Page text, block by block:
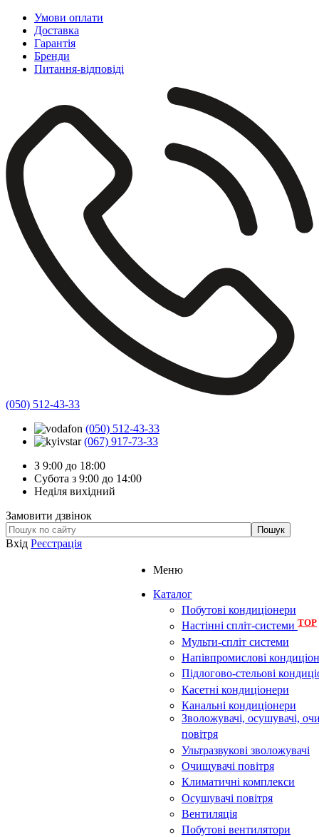
Умови оплати
Доставка
Гарантія
Бренди
Питання-відповіді
(050) 512-43-33
(050) 512-43-33
(067) 917-73-33
З 9:00 до 18:00
Субота з 9:00 до 14:00
Неділя вихідний
Замовити дзвінок
Вхід Реєстрація
Меню
Каталог
Побутові кондиціонери
Настінні спліт-системи TOP
Мульти-спліт системи
Напівпромислові
Підлогово-стельові
Касетні кондиціонери
Канальні кондиціонери
Зволожувачі, осушувачі,
повітря
Ультразвукові зволожувачі
Очищувачі повітря
Климатичні комплекси
Осушувачі повітря
Вентиляція
Побутові вентилятори